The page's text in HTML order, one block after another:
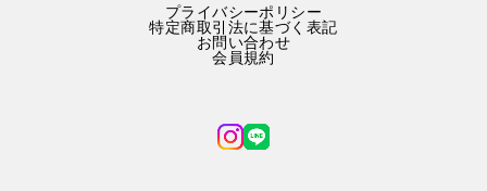
プライバシーポリシー
特定商取引法に基づく表記
お問い合わせ
会員規約